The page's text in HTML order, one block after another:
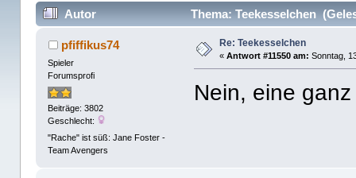
Autor Thema: Teekesselchen
pfiffikus74
Spieler
Forumsprofi
Beiträge: 3802
Geschlecht:
"Rache" ist süß: Jane Foster -
Team Avengers
Re: Teekesselchen
«Antwort #11550 am: Sonntag,
Nein, eine